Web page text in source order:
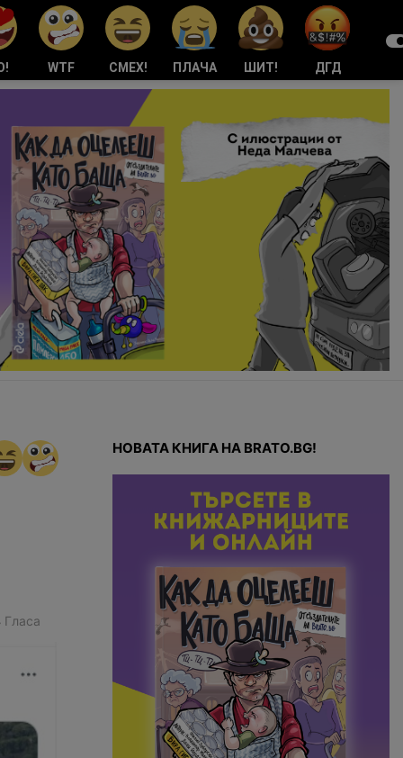
WTF СМЕХ! ПЛАЧА ШИТ! ДГД
Гласа
НОВАТА КНИГА НА BRATO.BG!